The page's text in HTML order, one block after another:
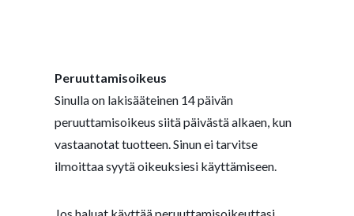
Peruuttamisoikeus
Sinulla on lakisääteinen 14 päivän
peruuttamisoikeus siitä päivästä alkaen, kun
vastaanotat tuotteen. Sinun ei tarvitse
ilmoittaa syytä oikeuksiesi käyttämiseen.